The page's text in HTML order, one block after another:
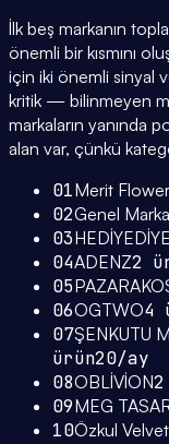
İlk beş markanın
önemli bir kısmını
için iki önemli sinyal
kritik — bilinmeyen
markaların yanında
alan var, çünkü
01Merit Flower
02Genel
03HEDİYEDİYE
04ADENZ2
05
06OGTWO4
07ŞENKUTU
ürün20/ay
08OBLİVİON2
09MEG
10Özkul Velvet